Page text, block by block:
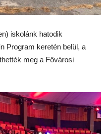
iskolánk hatodik
Program keretén belül, a
meg a Fővárosi